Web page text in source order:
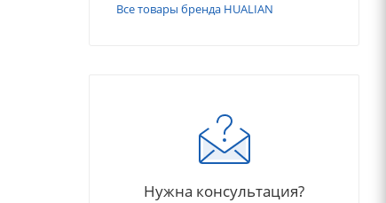
Все товары бренда HUALIAN
Нужна консультация?